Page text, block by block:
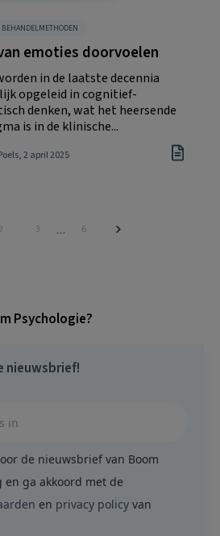
BEHANDELMETHODEN
emoties doorvoelen
in de laatste decennia
opgeleid in cognitief-
denken, wat het heersende
is in de klinische...
, 2 april 2025
Pagina
2 Pagina
3
Interim
… Pagina
6
Psychologie?
nieuwsbrief!
de nieuwsbrief van Boom
en ga akkoord met de
en privacy policy van